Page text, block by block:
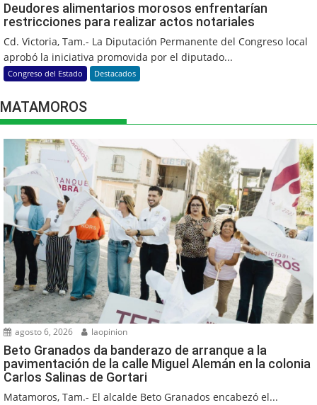
Deudores alimentarios morosos enfrentarían
restricciones para realizar actos notariales
Cd. Victoria, Tam.- La Diputación Permanente del Congreso local
aprobó la iniciativa promovida por el diputado...
Congreso del Estado Destacados
MATAMOROS
agosto 6, 2026 laopinion
Beto Granados da banderazo de arranque a la
pavimentación de la calle Miguel Alemán en la colonia
Carlos Salinas de Gortari
Matamoros, Tam.- El alcalde Beto Granados encabezó el...